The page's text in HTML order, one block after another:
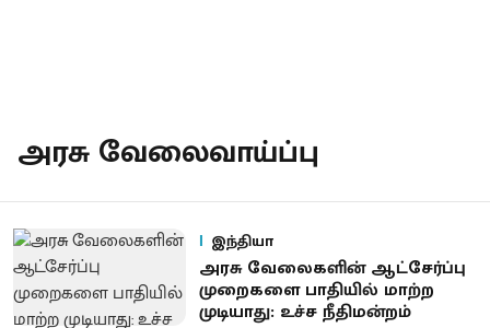
அரசு வேலைவாய்ப்பு
இந்தியா
அரசு வேலைகளின் ஆட்சேர்ப்பு
முறைகளை பாதியில் மாற்ற
முடியாது: உச்ச நீதிமன்றம்